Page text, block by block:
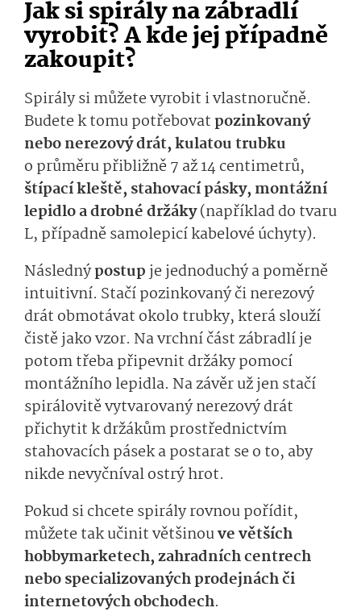
Jak si spirály na zábradlí
vyrobit? A kde jej případně
zakoupit?
Spirály si můžete vyrobit i vlastnoručně.
Budete k tomu potřebovatpozinkovaný
nebonerezový drát, kulatou trubku
o průměru přibližně 7 až 14 centimetrů,
štípací kleště, stahovací pásky, montážní
lepidlo a drobné držáky(například do tvaru
L, případně samolepicí kabelové úchyty).
Následnýpostupje jednoduchý a poměrně
intuitivní. Stačí pozinkovaný či nerezový
drát obmotávat okolo trubky, která slouží
čistě jako vzor. Na vrchní část zábradlí je
potom třeba připevnit držáky pomocí
montážního lepidla. Na závěr už jen stačí
spirálovitě vytvarovaný nerezový drát
přichytit k držákům prostřednictvím
stahovacích pásek a postarat se o to, aby
nikde nevyčníval ostrý hrot.
Pokud si chcete spirály rovnou pořídit,
můžete tak učinit většinouve větších
hobbymarketech, zahradních centrech
nebo specializovaných prodejnách či
internetových obchodech.